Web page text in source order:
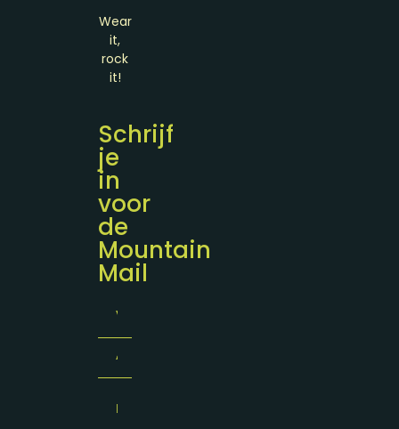
Wear
it,
rock
it!
Schrijf
je
in
voor
de
Mountain
Mail